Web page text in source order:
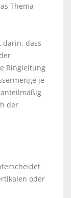
Thema
darin, dass
Ringleitung
je
der
oder